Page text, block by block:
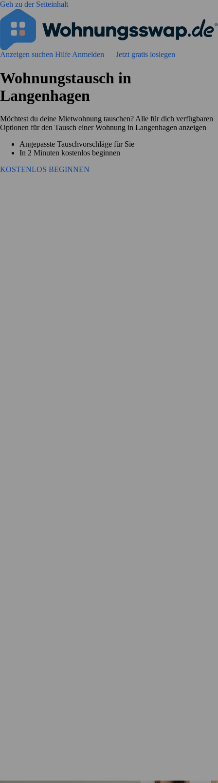
Geh zu der Seiteinhalt
Anzeigen suchen Hilfe Anmelden Jetzt gratis loslegen
Wohnungstausch in
Langenhagen
Möchtest du deine Mietwohnung tauschen? Alle für dich verfügbaren
Optionen für den Tausch einer Wohnung in Langenhagen anzeigen
Angepasste Tauschvorschläge für Sie
In 2 Minuten kostenlos beginnen
KOSTENLOS BEGINNEN